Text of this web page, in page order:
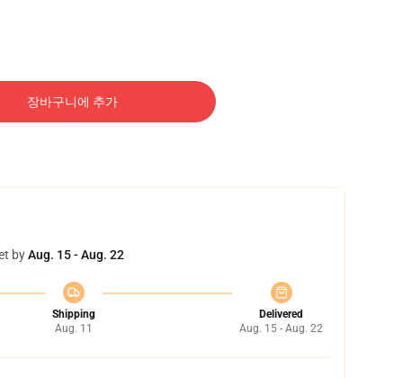
장바구니에 추가
byAug. 15 - Aug. 22
Shipping
Aug. 11
Delivered
Aug. 15 - Aug. 22